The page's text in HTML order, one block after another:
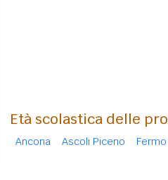
Età scolastica delle
Ancona Ascoli Piceno Fermo